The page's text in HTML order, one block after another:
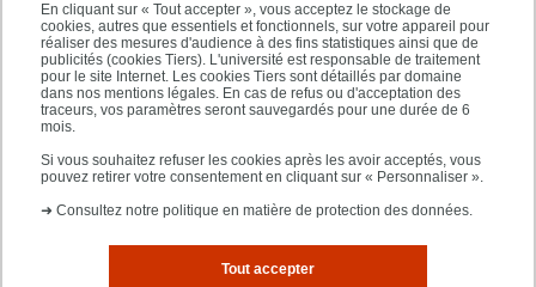
En cliquant sur « Tout accepter », vous acceptez le stockage de
cookies, autres que essentiels et fonctionnels, sur votre appareil pour
réaliser des mesures d'audience à des fins statistiques ainsi que de
publicités (cookies Tiers). L'université est responsable de traitement
pour le site Internet. Les cookies Tiers sont détaillés par domaine
dans nos mentions légales. En cas de refus ou d'acceptation des
traceurs, vos paramètres seront sauvegardés pour une durée de 6
mois.
Si vous souhaitez refuser les cookies après les avoir acceptés, vous
pouvez retirer votre consentement en cliquant sur « Personnaliser ».
➜ Consultez notre politique en matière de protection des données.
Tout accepter
LIPHA
Créé en 2015, le LIPHA est un laboratoire
interdisciplinaire en sciences humaines et
sociales, structuré en deux équipes, qui réunit
des enseignants chercheurs de l’UPEC et de
l’UGE. Les travaux de l’équipe Ethique et
Politique portent sur les dynamiques de